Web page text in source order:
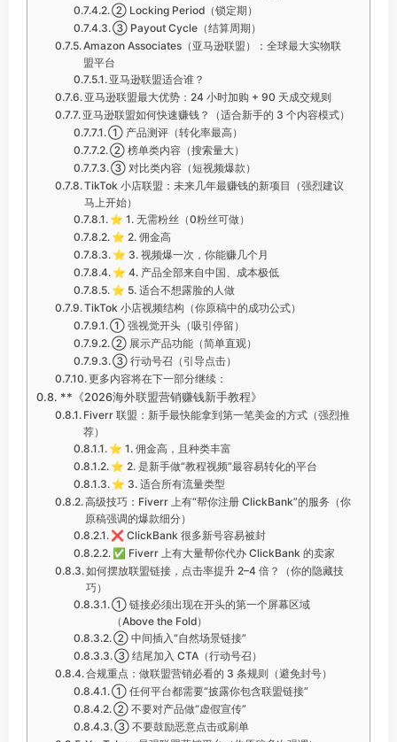
② Locking Period（锁定期）
③ Payout Cycle（结算周期）
Amazon Associates（亚马逊联盟）：全球最大实物联
盟平台
亚马逊联盟适合谁？
亚马逊联盟最大优势：24 小时加购 + 90 天成交规则
亚马逊联盟如何快速赚钱？（适合新手的 3 个内容模式）
① 产品测评（转化率最高）
② 榜单类内容（搜索量大）
③ 对比类内容（短视频爆款）
TikTok 小店联盟：未来几年最赚钱的新项目（强烈建议
马上开始）
⭐ 1. 无需粉丝（0粉丝可做）
⭐ 2. 佣金高
⭐ 3. 视频爆一次，你能赚几个月
⭐ 4. 产品全部来自中国、成本极低
⭐ 5. 适合不想露脸的人做
TikTok 小店视频结构（你原稿中的成功公式）
① 强视觉开头（吸引停留）
② 展示产品功能（简单直观）
③ 行动号召（引导点击）
更多内容将在下一部分继续：
**《2026海外联盟营销赚钱新手教程》
Fiverr 联盟：新手最快能拿到第一笔美金的方式（强烈推
荐）
⭐ 1. 佣金高，且种类丰富
⭐ 2. 是新手做“教程视频”最容易转化的平台
⭐ 3. 适合所有流量类型
高级技巧：Fiverr 上有“帮你注册 ClickBank”的服务（你
原稿强调的爆款细分）
❌ ClickBank 很多新号容易被封
✅ Fiverr 上有大量帮你代办 ClickBank 的卖家
如何摆放联盟链接，点击率提升 2–4 倍？（你的隐藏技
巧）
① 链接必须出现在开头的第一个屏幕区域
（Above the Fold）
② 中间插入“自然场景链接”
③ 结尾加入 CTA（行动号召）
合规重点：做联盟营销必看的 3 条规则（避免封号）
① 任何平台都需要“披露你包含联盟链接”
② 不要对产品做“虚假宣传”
③ 不要鼓励恶意点击或刷单